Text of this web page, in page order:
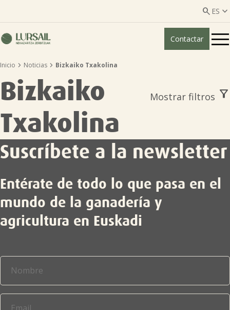
 ES 
ES
Quiénes somos
Guía transparencia
Servicios ganadería 
Entidades asociadas
Noticias
Lursail Market
Contactar
Inicio  Noticias  Bizkaiko Txakolina
Bizkaiko
Txakolina
Mostrar filtros filter_alt
Suscríbete a la newsletter
Entérate de todo lo que pasa en el
mundo de la ganadería y
agricultura en Euskadi